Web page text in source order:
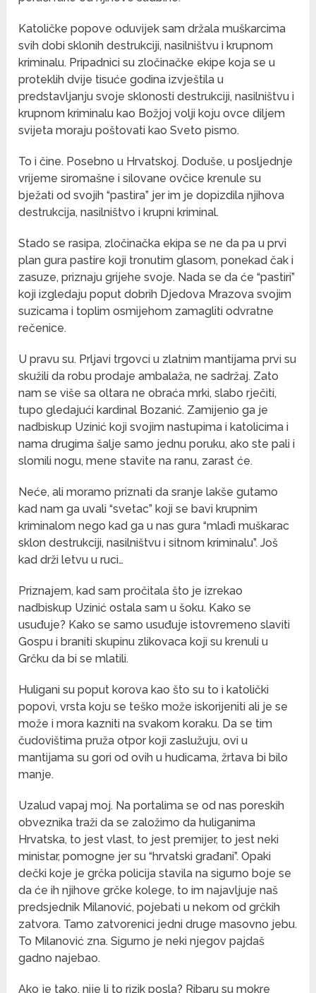
Katoličke popove oduvijek sam držala muškarcima
svih dobi sklonih destrukciji, nasilništvu i krupnom
kriminalu. Pripadnici su zločinačke ekipe koja se u
proteklih dvije tisuće godina izvještila u
predstavljanju svoje sklonosti destrukciji, nasilništvu i
krupnom kriminalu kao Božjoj volji koju ovce diljem
svijeta moraju poštovati kao Sveto pismo.
To i čine. Posebno u Hrvatskoj. Doduše, u posljednje
vrijeme siromašne i silovane ovčice krenule su
bježati od svojih “pastira” jer im je dopizdila njihova
destrukcija, nasilništvo i krupni kriminal.
Stado se rasipa, zločinačka ekipa se ne da pa u prvi
plan gura pastire koji tronutim glasom, ponekad čak i
zasuze, priznaju grijehe svoje. Nada se da će “pastiri”
koji izgledaju poput dobrih Djedova Mrazova svojim
suzicama i toplim osmijehom zamagliti odvratne
rečenice.
U pravu su. Prljavi trgovci u zlatnim mantijama prvi su
skužili da robu prodaje ambalaža, ne sadržaj. Zato
nam se više sa oltara ne obraća mrki, slabo rječiti,
tupo gledajući kardinal Bozanić. Zamijenio ga je
nadbiskup Uzinić koji svojim nastupima i katolicima i
nama drugima šalje samo jednu poruku, ako ste pali i
slomili nogu, mene stavite na ranu, zarast će.
Neće, ali moramo priznati da sranje lakše gutamo
kad nam ga uvali “svetac” koji se bavi krupnim
kriminalom nego kad ga u nas gura “mlađi muškarac
sklon destrukciji, nasilništvu i sitnom kriminalu”. Još
kad drži letvu u ruci…
Priznajem, kad sam pročitala što je izrekao
nadbiskup Uzinić ostala sam u šoku. Kako se
usuđuje? Kako se samo usuđuje istovremeno slaviti
Gospu i braniti skupinu zlikovaca koji su krenuli u
Grčku da bi se mlatili.
Huligani su poput korova kao što su to i katolički
popovi, vrsta koju se teško može iskorijeniti ali je se
može i mora kazniti na svakom koraku. Da se tim
čudovištima pruža otpor koji zaslužuju, ovi u
mantijama su gori od ovih u hudicama, žrtava bi bilo
manje.
Uzalud vapaj moj. Na portalima se od nas poreskih
obveznika traži da se založimo da huliganima
Hrvatska, to jest vlast, to jest premijer, to jest neki
ministar, pomogne jer su “hrvatski građani”. Opaki
dečki koje je grčka policija stavila na sigurno boje se
da će ih njihove grčke kolege, to im najavljuje naš
predsjednik Milanović, pojebati u nekom od grčkih
zatvora. Tamo zatvorenici jedni druge masovno jebu.
To Milanović zna. Sigurno je neki njegov pajdaš
gadno najebao.
Ako je tako, nije li to rizik posla? Ribaru su mokre